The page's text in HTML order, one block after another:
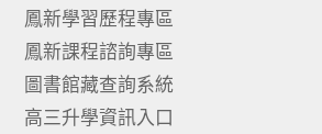
鳳新學習歷程專區
鳳新課程諮詢專區
圖書館藏查詢系統
高三升學資訊入口